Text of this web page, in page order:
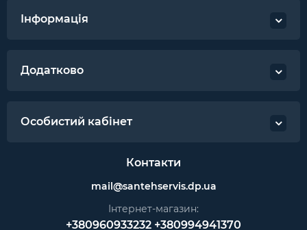
Інформація
Додатково
Особистий кабінет
Контакти
mail@santehservis.dp.ua
Інтернет-магазин:
+380960933232 +380994941370